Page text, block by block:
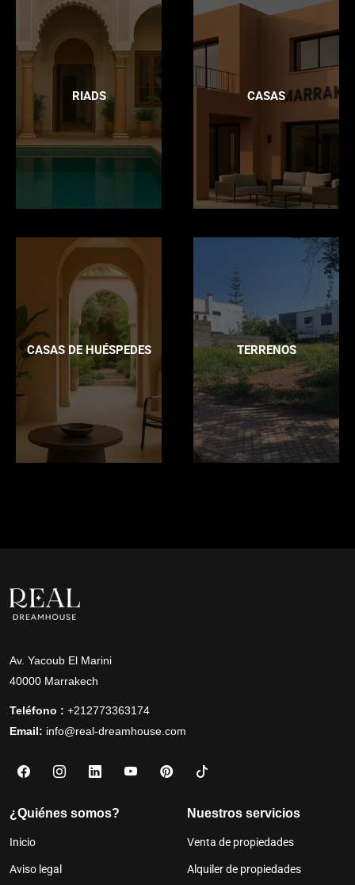
RIADS CASAS
CASAS DE HUÉSPEDES TERRENOS
Av. Yacoub El Marini
40000 Marrakech
Teléfono : +212773363174
Email: info@real-dreamhouse.com
¿Quiénes somos?
Inicio
Aviso legal
Nuestros servicios
Venta de propiedades
Alquiler de propiedades